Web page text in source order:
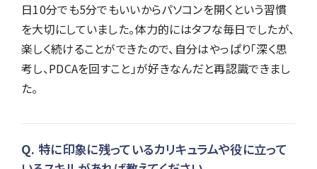
日10分でも5分でもいいからパソコンを開くという習慣
を大切にしていました。体力的にはタフな毎日でしたが、
楽しく続けることができたので、自分はやっぱり「深く思
考し、PDCAを回すこと」が好きなんだと再認識できまし
た。
特に印象に残っているカリキュラムや役に立って